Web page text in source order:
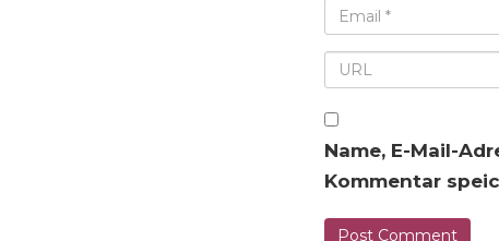
Name, E-Mail-
Kommentar